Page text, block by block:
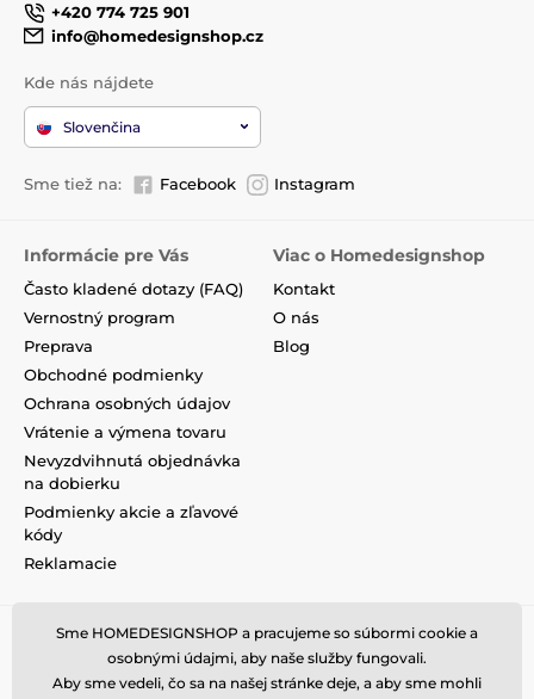
+420 774 725 901
info@homedesignshop.cz
Kde nás nájdete
Slovenčina
Sme tiež na: Facebook Instagram
Informácie pre Vás
Často kladené dotazy (FAQ)
Vernostný program
Preprava
Obchodné podmienky
Ochrana osobných údajov
Vrátenie a výmena tovaru
Nevyzdvihnutá objednávka
na dobierku
Podmienky akcie a zľavové
kódy
Reklamacie
Viac o Homedesignshop
Kontakt
O nás
Blog
Sme HOMEDESIGNSHOP a pracujeme so súbormi cookie a
osobnými údajmi, aby naše služby fungovali.
Aby sme vedeli, čo sa na našej stránke deje, a aby sme mohli